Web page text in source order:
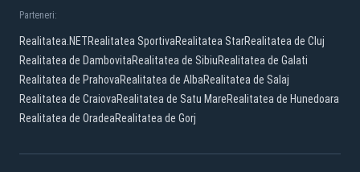
Parteneri:
Realitatea.NETRealitatea SportivaRealitatea StarRealitatea de Cluj
Realitatea de DambovitaRealitatea de SibiuRealitatea de Galati
Realitatea de PrahovaRealitatea de AlbaRealitatea de Salaj
Realitatea de CraiovaRealitatea de Satu MareRealitatea de Hunedoara
Realitatea de OradeaRealitatea de Gorj